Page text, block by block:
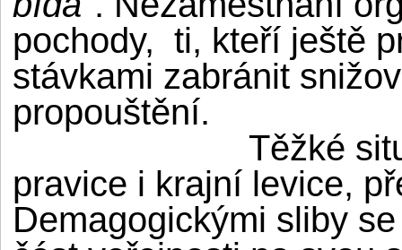
pochody, ti, kteří ještě
stávkami zabránit
propouštění.
Těžké
pravice i krajní levice,
Demagogickými sliby